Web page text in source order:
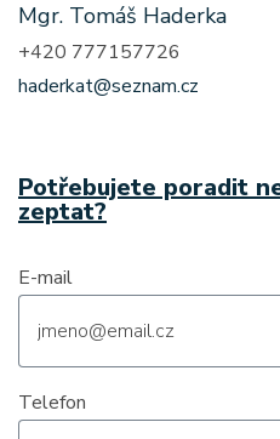
Mgr. Tomáš Haderka
+420 777157726
haderkat@seznam.cz
Potřebujete poradit
zeptat?
E-mail
Telefon